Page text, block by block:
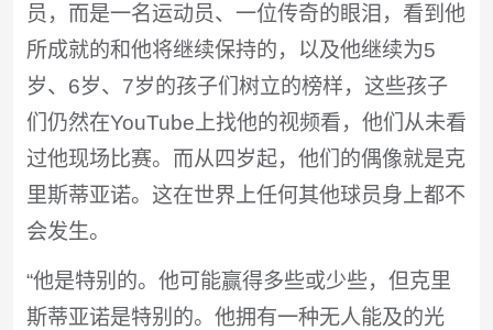
员，而是一名运动员、一位传奇的眼泪，看到他
所成就的和他将继续保持的，以及他继续为5
岁、6岁、7岁的孩子们树立的榜样，这些孩子
们仍然在YouTube上找他的视频看，他们从未看
过他现场比赛。而从四岁起，他们的偶像就是克
里斯蒂亚诺。这在世界上任何其他球员身上都不
会发生。
“他是特别的。他可能赢得多些或少些，但克里
斯蒂亚诺是特别的。他拥有一种无人能及的光